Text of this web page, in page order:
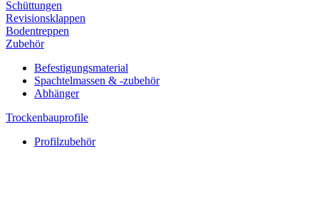
Schüttungen
Revisionsklappen
Bodentreppen
Zubehör
Befestigungsmaterial
Spachtelmassen & -zubehör
Abhänger
Trockenbauprofile
Profilzubehör